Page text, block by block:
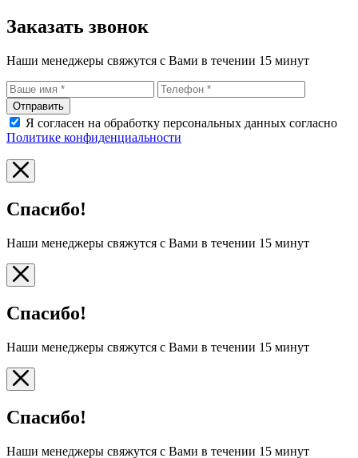
Заказать звонок
Наши менеджеры свяжутся с Вами в течении 15 минут
Отправить
Я согласен на обработку персональных данных согласно
Политике конфиденциальности
Спасибо!
Наши менеджеры свяжутся с Вами в течении 15 минут
Спасибо!
Наши менеджеры свяжутся с Вами в течении 15 минут
Спасибо!
Наши менеджеры свяжутся с Вами в течении 15 минут